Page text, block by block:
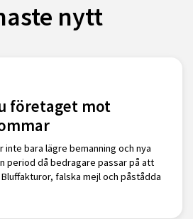
nytt
företaget mot
bara lägre bemanning och nya
period då bedragare passar på att
falska mejl och påstådda